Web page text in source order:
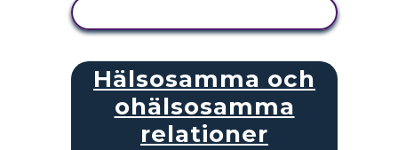
Hälsosamma och
ohälsosamma
relationer